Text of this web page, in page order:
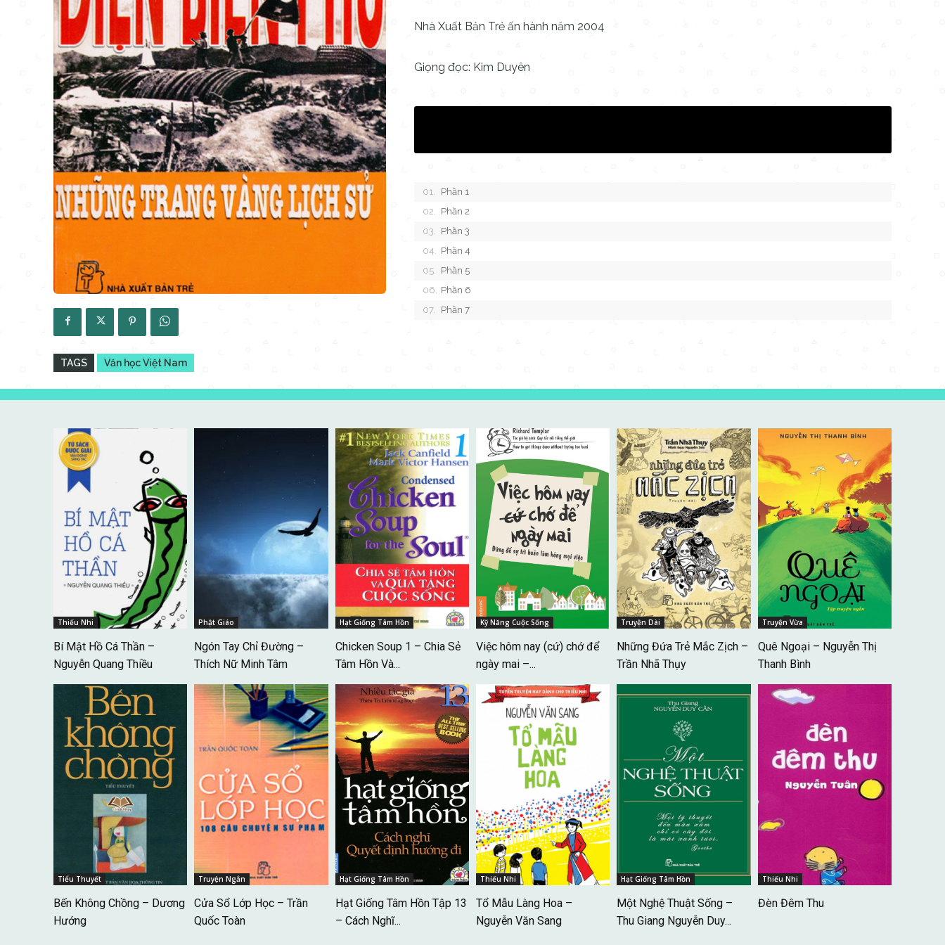
TAGS Văn học Việt Nam
Nhà Xuất Bản Trẻ ấn hành năm 2004
Giọng đọc: Kim Duyên
Phần 1
Phần 2
Phần 3
Phần 4
Phần 5
Phần 6
Phần 7
Thiếu Nhi
Bí Mật Hồ Cá Thần –
Nguyễn Quang Thiều
Phật Giáo
Ngón Tay Chỉ Đường –
Thích Nữ Minh Tâm
Hạt Giống Tâm Hồn
Chicken Soup 1 – Chia Sẻ
Tâm Hồn Và...
Kỹ Năng Cuộc Sống
Việc hôm nay (cứ) chớ để
ngày mai –...
Truyện Dài
Những Đứa Trẻ Mắc Zịch –
Trần Nhã Thụy
Truyện Vừa
Quê Ngoại – Nguyễn Thị
Thanh Bình
Tiểu Thuyết
Bến Không Chồng – Dương
Hướng
Truyện Ngắn
Cửa Sổ Lớp Học – Trần
Quốc Toàn
Hạt Giống Tâm Hồn
Hạt Giống Tâm Hồn Tập 13
– Cách Nghĩ...
Thiếu Nhi
Tổ Mẫu Làng Hoa –
Nguyễn Văn Sang
Hạt Giống Tâm Hồn
Một Nghệ Thuật Sống –
Thu Giang Nguyễn Duy...
Thiếu Nhi
Đèn Đêm Thu